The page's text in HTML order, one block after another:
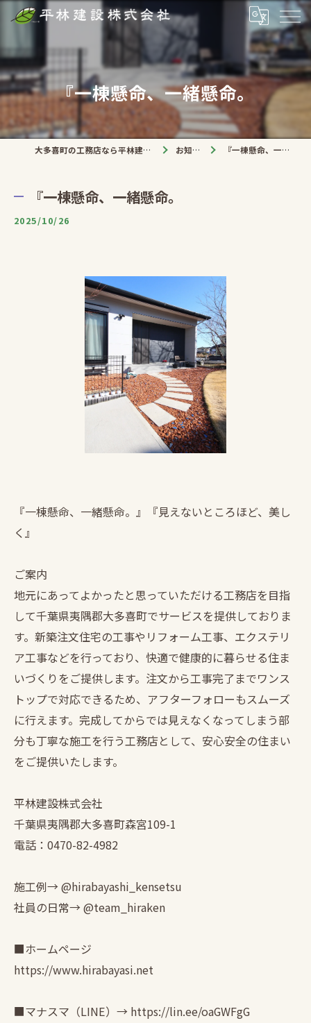
『一棟懸命、一緒懸命。
大多喜町の工務店なら平林建設株式会社 お知らせ 『一棟懸命、一緒懸命。
『一棟懸命、一緒懸命。
2025/10/26
『一棟懸命、一緒懸命。』『見えないところほど、美し
く』
ご案内
地元にあってよかったと思っていただける工務店を目指
して千葉県夷隅郡大多喜町でサービスを提供しておりま
す。新築注文住宅の工事やリフォーム工事、エクステリ
ア工事などを行っており、快適で健康的に暮らせる住ま
いづくりをご提供します。注文から工事完了までワンス
トップで対応できるため、アフターフォローもスムーズ
に行えます。完成してからでは見えなくなってしまう部
分も丁寧な施工を行う工務店として、安心安全の住まい
をご提供いたします。
平林建設株式会社
千葉県夷隅郡大多喜町森宮109-1
電話：0470-82-4982
施工例→ @hirabayashi_kensetsu
社員の日常→ @team_hiraken
■ホームページ
https://www.hirabayasi.net
■マナスマ（LINE）→ https://lin.ee/oaGWFgG